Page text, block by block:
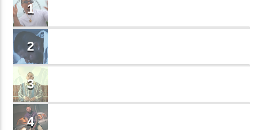
1
2
3
4